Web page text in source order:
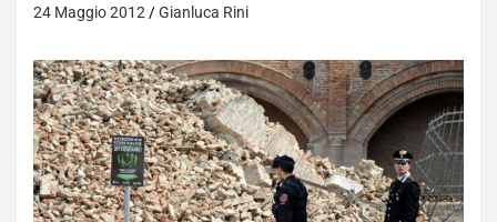
24 Maggio 2012 Gianluca Rini